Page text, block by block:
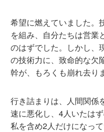
希望に燃えていました。
を組み、自分たちは営業
のはずでした。しかし、
の技術力に、致命的な欠
幹が、もろくも崩れ去り
行き詰まりは、人間関係
速に悪化し、4人いたは
私を含め2人だけになって